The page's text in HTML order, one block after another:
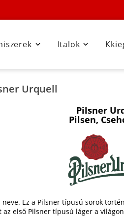
 
Italok
Urquell
Pilsner
Pilsen,
Ez a Pilsner típusú sörök
első Pilsner típusú láger a